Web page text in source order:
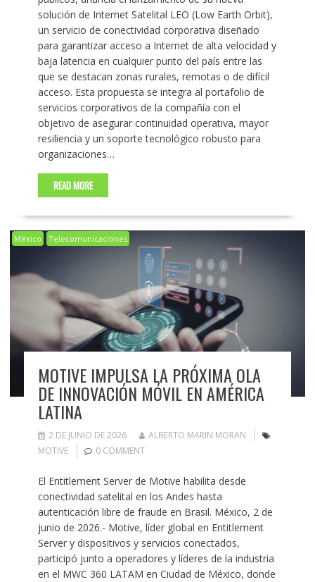
solución de Internet Satelital LEO (Low Earth Orbit),
un servicio de conectividad corporativa diseñado
para garantizar acceso a Internet de alta velocidad y
baja latencia en cualquier punto del país entre las
que se destacan zonas rurales, remotas o de difícil
acceso. Esta propuesta se integra al portafolio de
servicios corporativos de la compañía con el
objetivo de asegurar continuidad operativa, mayor
resiliencia y un soporte tecnológico robusto para
organizaciones…
READ MORE
México Telecomunicaciones
MOTIVE IMPULSA LA PRÓXIMA OLA
DE INNOVACIÓN MÓVIL EN AMÉRICA
LATINA
2 DE JUNIO DE 2026
ALBERTO MARIN MORAN
MOTIVE
0 COMMENT
El Entitlement Server de Motive habilita desde
conectividad satelital en los Andes hasta
autenticación libre de fraude en Brasil. México, 2 de
junio de 2026.- Motive, líder global en Entitlement
Server y dispositivos y servicios conectados,
participó junto a operadores y líderes de la industria
en el MWC 360 LATAM en Ciudad de México, donde